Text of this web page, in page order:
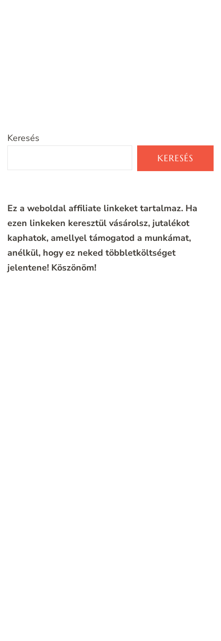
Keresés
KERESÉS
Ez a weboldal affiliate linkeket tartalmaz. Ha
ezen linkeken keresztül vásárolsz, jutalékot
kaphatok, amellyel támogatod a munkámat,
anélkül, hogy ez neked többletköltséget
jelentene! Köszönöm!